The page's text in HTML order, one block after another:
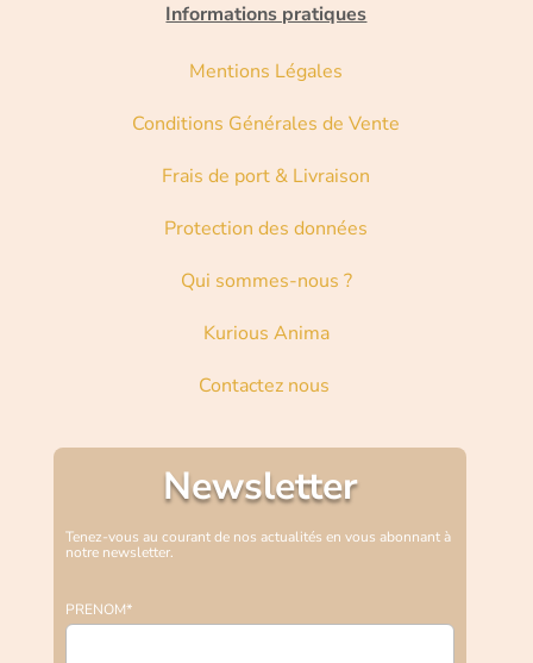
Informations pratiques
Mentions Légales
Conditions Générales de Vente
Frais de port & Livraison
Protection des données
Qui sommes-nous ?
Kurious Anima
Contactez nous
Newsletter
Tenez-vous au courant de nos actualités en vous abonnant à
notre newsletter.
PRENOM*